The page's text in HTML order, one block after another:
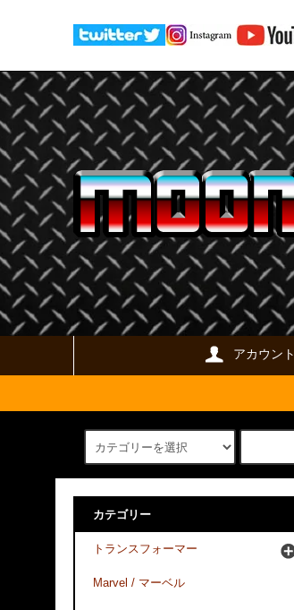
アカウント
カテゴリー
トランスフォーマー
Marvel / マーベル